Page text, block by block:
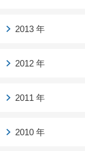
2013 年
2012 年
2011 年
2010 年